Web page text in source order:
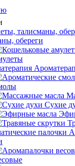
обереги
Сухие